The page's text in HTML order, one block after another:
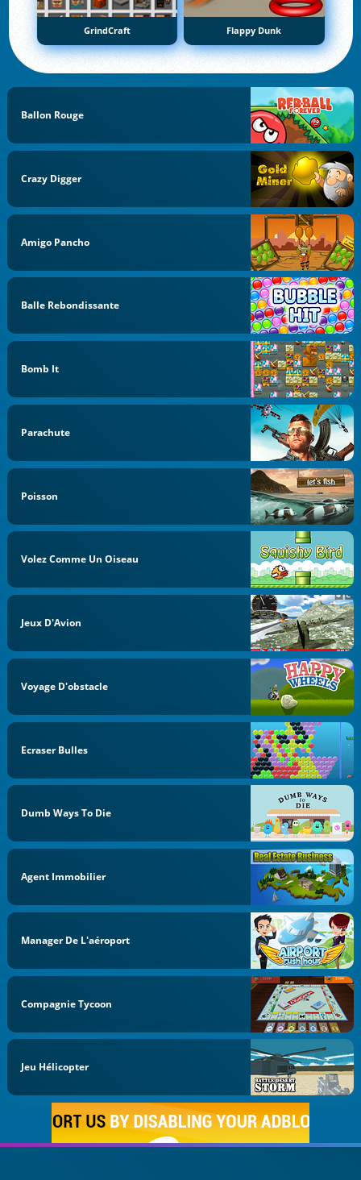
GrindCraft Flappy Dunk
Ballon Rouge
Crazy Digger
Amigo Pancho
Balle Rebondissante
Bomb It
Parachute
Poisson
Volez Comme Un Oiseau
Jeux D'Avion
Voyage D'obstacle
Ecraser Bulles
Dumb Ways To Die
Agent Immobilier
Manager De L'aéroport
Compagnie Tycoon
Jeu Hélicopter